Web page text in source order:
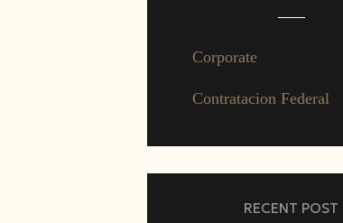
Corporate
Contratacion Federal
RECENT POST